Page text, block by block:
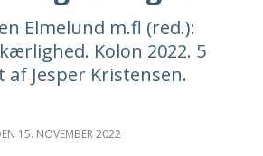
Elmelund m.fl (red.):
Kolon 2022. 5
af Jesper Kristensen.
15. NOVEMBER 2022